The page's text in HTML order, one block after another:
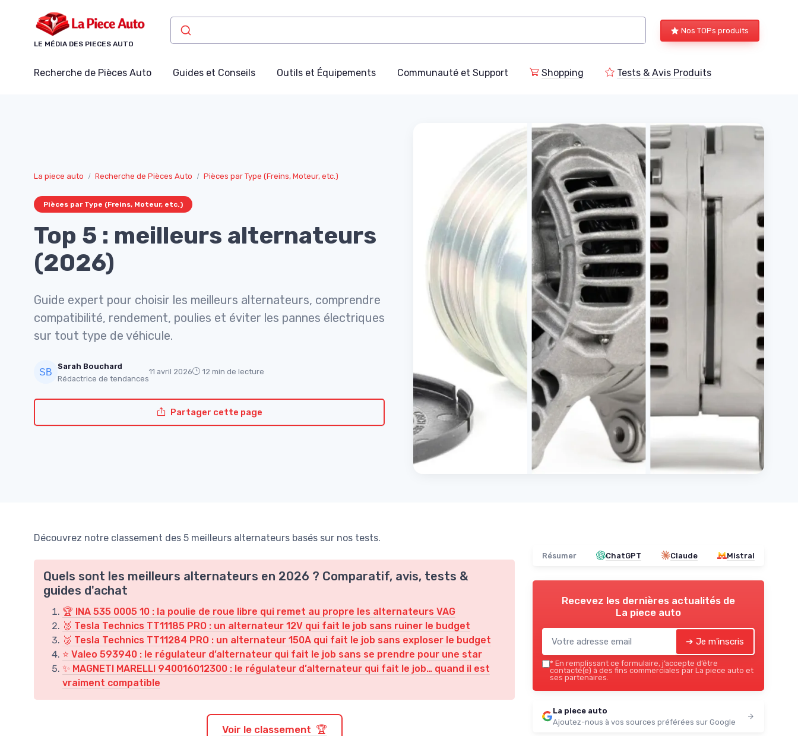
LE MÉDIA DES PIECES AUTO
Nos TOPs produits
Recherche de Pièces Auto Guides et Conseils Outils et Équipements Communauté et Support Shopping Tests & Avis Produits
La piece auto Recherche de Pièces Auto Pièces par Type (Freins, Moteur, etc.)
Pièces par Type (Freins, Moteur, etc.)
Top 5 : meilleurs alternateurs
(2026)
Guide expert pour choisir les meilleurs alternateurs, comprendre
compatibilité, rendement, poulies et éviter les pannes électriques
sur tout type de véhicule.
Sarah Bouchard
Rédactrice de tendances
11 avril 2026 12 min de lecture
Partager cette page
Découvrez notre classement des 5 meilleurs alternateurs basés sur nos tests.
Quels sont les meilleurs alternateurs en 2026 ? Comparatif, avis, tests &
guides d'achat
🏆 INA 535 0005 10 : la poulie de roue libre qui remet au propre les alternateurs VAG
🥈 Tesla Technics TT11185 PRO : un alternateur 12V qui fait le job sans ruiner le budget
🥉 Tesla Technics TT11284 PRO : un alternateur 150A qui fait le job sans exploser le budget
⭐ Valeo 593940 : le régulateur d’alternateur qui fait le job sans se prendre pour une star
✨ MAGNETI MARELLI 940016012300 : le régulateur d’alternateur qui fait le job… quand il est
vraiment compatible
Voir le classement 🏆
Résumer ChatGPT Claude Mistral
Recevez les dernières actualités de
La piece auto
➔ Je m'inscris
* En remplissant ce formulaire, j’accepte d’être
contacté(e) à des fins commerciales par La piece auto et
ses partenaires.
La piece auto
Ajoutez-nous à vos sources préférées sur Google